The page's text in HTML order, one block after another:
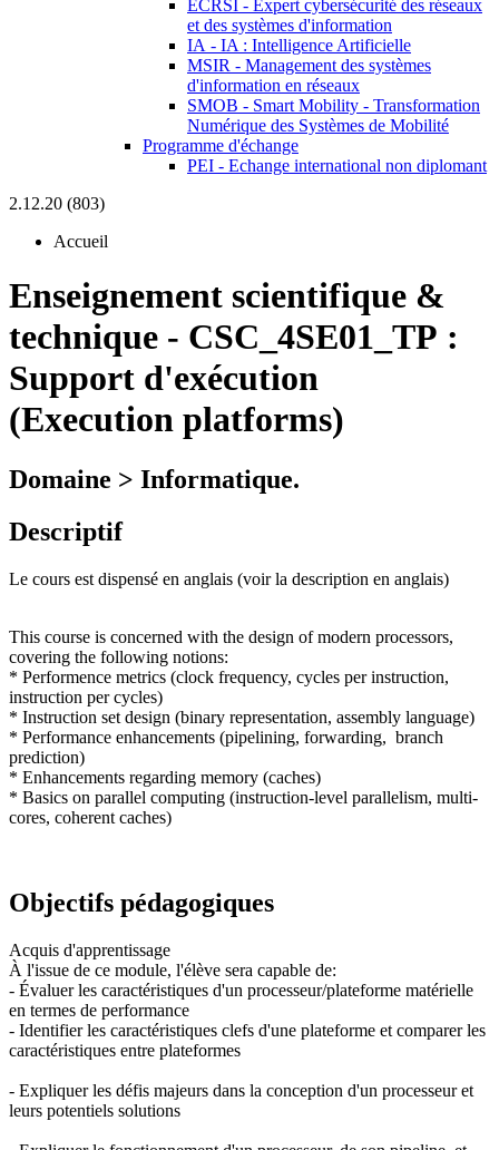
ECRSI - Expert cybersécurité des réseaux
et des systèmes d'information
IA - IA : Intelligence Artificielle
MSIR - Management des systèmes
d'information en réseaux
SMOB - Smart Mobility - Transformation
Numérique des Systèmes de Mobilité
Programme d'échange
PEI - Echange international non diplomant
2.12.20 (803)
Accueil
Enseignement scientifique &
technique - CSC_4SE01_TP :
Support d'exécution
(Execution platforms)
Domaine > Informatique.
Descriptif
Le cours est dispensé en anglais (voir la description en anglais)
This course is concerned with the design of modern processors,
covering the following notions:
* Performence metrics (clock frequency, cycles per instruction,
instruction per cycles)
* Instruction set design (binary representation, assembly language)
* Performance enhancements (pipelining, forwarding, branch
prediction)
* Enhancements regarding memory (caches)
* Basics on parallel computing (instruction-level parallelism, multi-
cores, coherent caches)
Objectifs pédagogiques
Acquis d'apprentissage
À l'issue de ce module, l'élève sera capable de:
- Évaluer les caractéristiques d'un processeur/plateforme matérielle
en termes de performance
- Identifier les caractéristiques clefs d'une plateforme et comparer les
caractéristiques entre plateformes
- Expliquer les défis majeurs dans la conception d'un processeur et
leurs potentiels solutions